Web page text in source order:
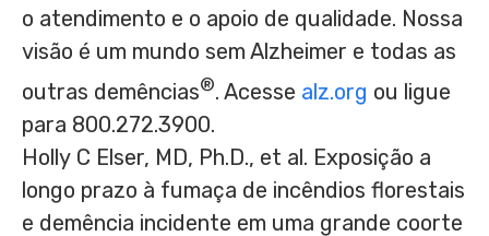
o atendimento e o apoio de qualidade. Nossa
visão é um mundo sem Alzheimer e todas as
outras demências®. Acesse alz.org ou ligue
para 800.272.3900.
Holly C Elser, MD, Ph.D., et al. Exposição a
longo prazo à fumaça de incêndios florestais
e demência incidente em uma grande coorte